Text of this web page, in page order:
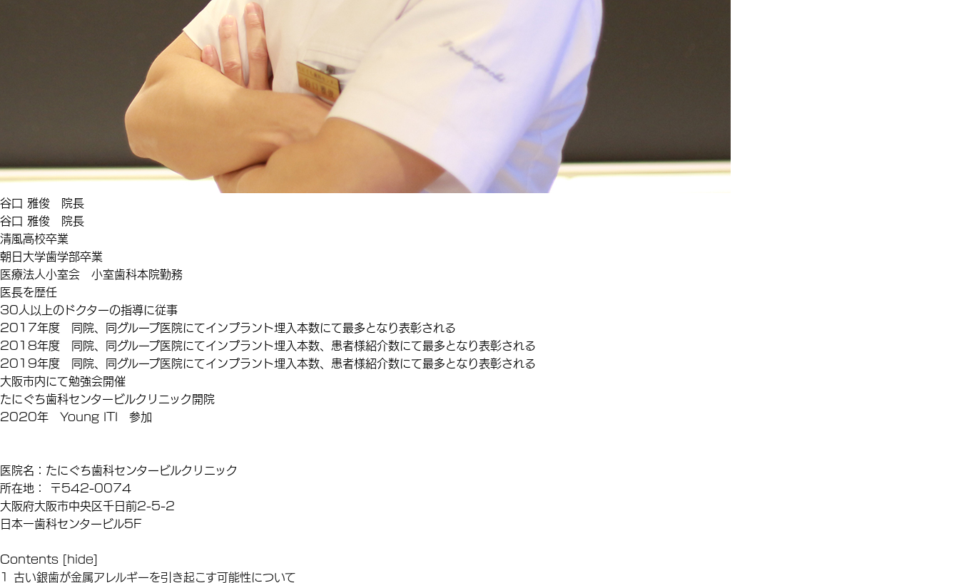
谷口 雅俊 院長
谷口 雅俊 院長
清風高校卒業
朝日大学歯学部卒業
医療法人小室会 小室歯科本院勤務
医長を歴任
30人以上のドクターの指導に従事
2017年度 同院、同グループ医院にてインプラント埋入本数にて最多となり表彰される
2018年度 同院、同グループ医院にてインプラント埋入本数、患者様紹介数にて最多となり表彰される
2019年度 同院、同グループ医院にてインプラント埋入本数、患者様紹介数にて最多となり表彰される
大阪市内にて勉強会開催
たにぐち歯科センタービルクリニック開院
2020年 Young ITI 参加
医院名：たにぐち歯科センタービルクリニック
所在地： 〒542-0074
大阪府大阪市中央区千日前2-5-2
日本一歯科センタービル5F
Contents [hide]
1 古い銀歯が金属アレルギーを引き起こす可能性について